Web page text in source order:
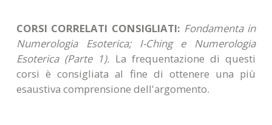
CORSI CORRELATI CONSIGLIATI: Fondamenta in
Numerologia Esoterica; I-Ching e Numerologia
Esoterica (Parte 1). La frequentazione di questi
corsi è consigliata al fine di ottenere una più
esaustiva comprensione dell'argomento.